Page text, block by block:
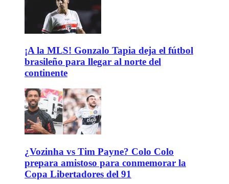
¡A la MLS! Gonzalo Tapia deja el fútbol
brasileño para llegar al norte del
continente
¿Vozinha vs Tim Payne? Colo Colo
prepara amistoso para conmemorar la
Copa Libertadores del 91